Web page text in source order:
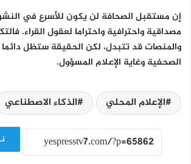
إن مستقبل الصحافة لن يكون للأسرع في
مصداقية واحترافية واحتراما لعقول القراء.
والمنصات قد تتبدل، لكن الحقيقة ستظل دائما
الصحفية وغاية الإعلام المسؤول.
الإعلام المحلي الذكاء الاصطناعي